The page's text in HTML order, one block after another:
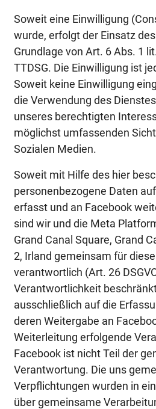
Soweit eine Einwilligung
wurde, erfolgt der Einsatz
Grundlage von Art. 6 Abs. 1
TTDSG. Die Einwilligung ist
Soweit keine Einwilligung
die Verwendung des
unseres berechtigten
möglichst umfassenden
Sozialen Medien.
Soweit mit Hilfe des hier
personenbezogene Daten
erfasst und an Facebook
sind wir und die Meta
Grand Canal Square, Grand
2, Irland gemeinsam für
verantwortlich (Art. 26
Verantwortlichkeit
ausschließlich auf die
deren Weitergabe an
Weiterleitung erfolgende
Facebook ist nicht Teil der
Verantwortung. Die uns
Verpflichtungen wurden in
über gemeinsame